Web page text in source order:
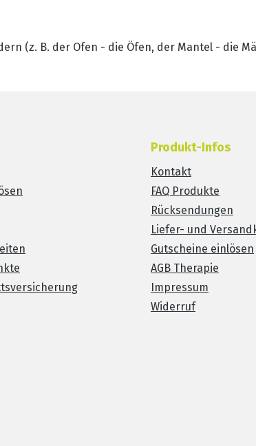
(z. B. der Ofen - die Öfen, der Mantel - die
Produkt-Infos
Kontakt
FAQ Produkte
Rücksendungen
Liefer- und
Gutscheine einlösen
AGB Therapie
Impressum
Widerruf